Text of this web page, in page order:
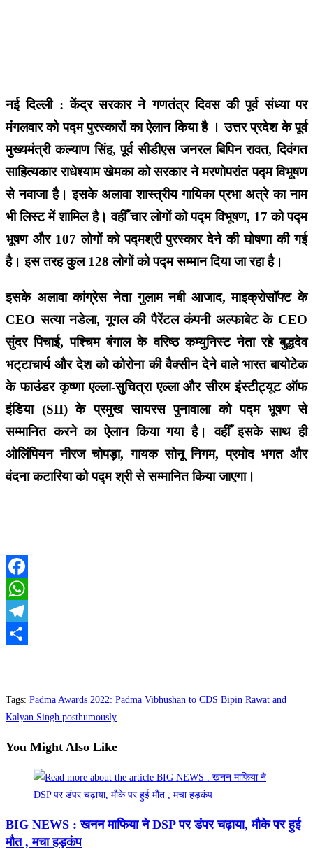
नई दिल्ली : केंद्र सरकार ने गणतंत्र दिवस की पूर्व संध्या पर
मंगलवार को पद्म पुरस्कारों का ऐलान किया है । उत्तर प्रदेश के पूर्व
मुख्यमंत्री कल्याण सिंह, पूर्व सीडीएस जनरल बिपिन रावत, दिवंगत
साहित्यकार राधेश्याम खेमका को सरकार ने मरणोपरांत पद्म विभूषण
से नवाजा है। इसके अलावा शास्त्रीय गायिका प्रभा अत्रे का नाम
भी लिस्ट में शामिल है। वहीँ चार लोगों को पद्म विभूषण, 17 को पद्म
भूषण और 107 लोगों को पद्मश्री पुरस्कार देने की घोषणा की गई
है। इस तरह कुल 128 लोगों को पद्म सम्मान दिया जा रहा है।
इसके अलावा कांग्रेस नेता गुलाम नबी आजाद, माइक्रोसॉफ्ट के
CEO सत्या नडेला, गूगल की पैरेंटल कंपनी अल्फाबेट के CEO
सुंदर पिचाई, पश्चिम बंगाल के वरिष्ठ कम्युनिस्ट नेता रहे बुद्धदेव
भट्‌टाचार्य और देश को कोरोना की वैक्सीन देने वाले भारत बायोटेक
के फाउंडर कृष्णा एल्ला-सुचित्रा एल्ला और सीरम इंस्टीट्यूट ऑफ
इंडिया (SII) के प्रमुख सायरस पुनावाला को पद्म भूषण से
सम्मानित करने का ऐलान किया गया है। वहीँ इसके साथ ही
ओलिंपियन नीरज चोपड़ा, गायक सोनू निगम, प्रमोद भगत और
वंदना कटारिया को पद्म श्री से सम्मानित किया जाएगा।
Facebook
WhatsApp
Telegram
Tags: Padma Awards 2022: Padma Vibhushan to CDS Bipin Rawat and
Kalyan Singh posthumously
You Might Also Like
BIG NEWS : खनन माफिया ने DSP पर डंपर चढ़ाया, मौके पर हुई
मौत , मचा हड़कंप